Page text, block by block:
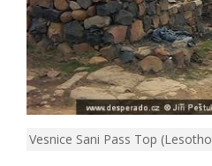
Vesnice Sani Pass Top